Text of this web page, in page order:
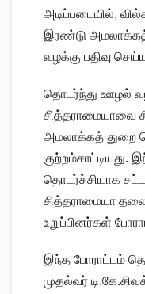
அடிப்படையில்,
இரண்டு அமலாக்கத்
வழக்கு பதிவு
தொடர்ந்து ஊழல்
சித்தராமையாவை
அமலாக்கத் துறை
குற்றம்சாட்டியது.
தொடர்ச்சியாக
சித்தராமையா
உறுப்பினர்கள்
இந்த போராட்டம்
முதல்வர்